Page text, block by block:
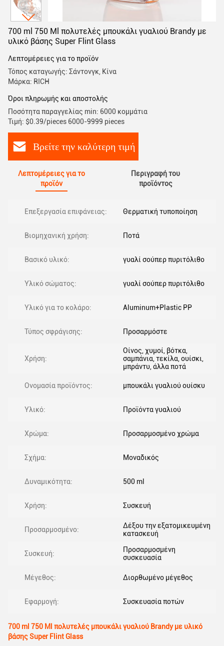
700 ml 750 Ml πολυτελές μπουκάλι γυαλιού Brandy με
υλικό βάσης Super Flint Glass
Λεπτομέρειες για το προϊόν
Τόπος καταγωγής: Σάντονγκ, Κίνα
Μάρκα: RICH
Όροι πληρωμής και αποστολής
Ποσότητα παραγγελίας min: 6000 κομμάτια
Τιμή: $0.39/pieces 6000-9999 pieces
Βρείτε την καλύτερη τιμή
Λεπτομέρειες για το
προϊόν
Περιγραφή του
προϊόντος
Επεξεργασία επιφάνειας: Θερματική τυποποίηση
Βιομηχανική χρήση: Ποτά
Βασικό υλικό: γυαλί σούπερ πυριτόλιθο
Υλικό σώματος: γυαλί σούπερ πυριτόλιθο
Υλικό για το κολάρο: Aluminum+Plastic PP
Τύπος σφράγισης: Προσαρμόστε
Χρήση:
Οίνος, χυμοί, βότκα,
σαμπάνια, τεκίλα, ουίσκι,
μπράντυ, άλλα ποτά
Ονομασία προϊόντος: μπουκάλι γυαλιού ουίσκυ
Υλικό: Προϊόντα γυαλιού
Χρώμα: Προσαρμοσμένο χρώμα
Σχήμα: Μοναδικός
Δυναμικότητα: 500 ml
Χρήση: Συσκευή
Προσαρμοσμένο:
Δέξου την εξατομικευμένη
κατασκευή
Συσκευή:
Προσαρμοσμένη
συσκευασία
Μέγεθος: Διορθωμένο μέγεθος
Εφαρμογή: Συσκευασία ποτών
700 ml 750 Ml πολυτελές μπουκάλι γυαλιού Brandy με υλικό
βάσης Super Flint Glass